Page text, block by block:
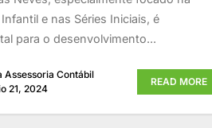
e nas Séries Iniciais, é
para o desenvolvimento...
Assessoria Contábil
21, 2024
READ MORE